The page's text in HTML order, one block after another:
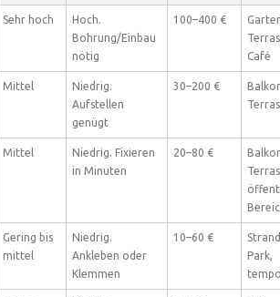
Sehr hoch
Hoch.
Bohrung/Einbau
nötig
100–400 €
Café
Mittel
Niedrig.
Aufstellen
genügt
30–200 €
Mittel
Niedrig. Fixieren
in Minuten
20–80 €
Gering bis
mittel
Niedrig.
Ankleben oder
Klemmen
10–60 €
Park,